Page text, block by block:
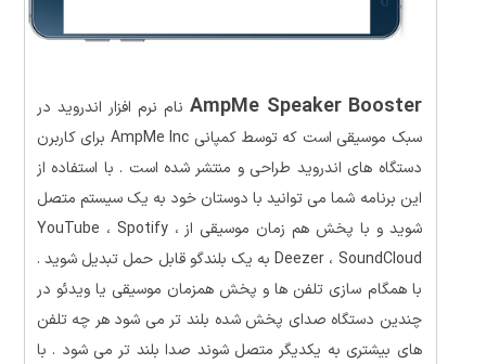
AmpMe Speaker Boosterنام نرم افزار اندروید در
سبک موسیقی است که توسط کمپانی AmpMe Inc برای کاربرن
دستگاه های اندروید طراحی و منتشر شده است . با استفاده از
این برنامه شما می توانید با دوستان خود به یک سیستم متصل
شوید و با پخش هم زمان موسیقی از YouTube ، Spotify ،
Deezer ، SoundCloud به یک بلندگو قابل حمل تبدیل شوید .
با همگام سازی تلفن ها و پخش همزمان موسیقی یا ویدئو در
چندین دستگاه صدای پخش شده بلند تر می شود هر چه تلفن
های بیشتری به یکدیگر متصل شوند صدا بلند تر می شود . با